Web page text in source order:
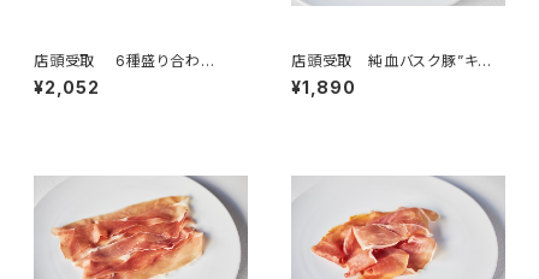
店頭受取 6種盛り合わ
せ ”スタンダード”（2名様）
¥2,052
店頭受取 純血バスク豚”キント
ア” 生ハム 50g 手切りスラ
イス ＜ピエール・オテイザ＞(フ
¥1,890